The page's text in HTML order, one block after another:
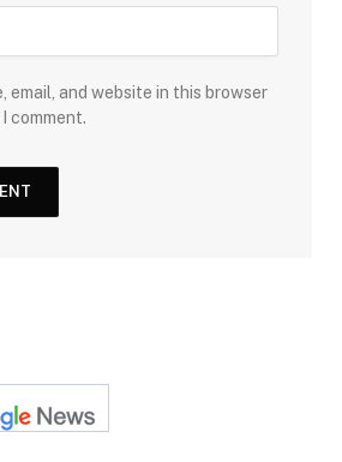
email, and website in this browser
comment.